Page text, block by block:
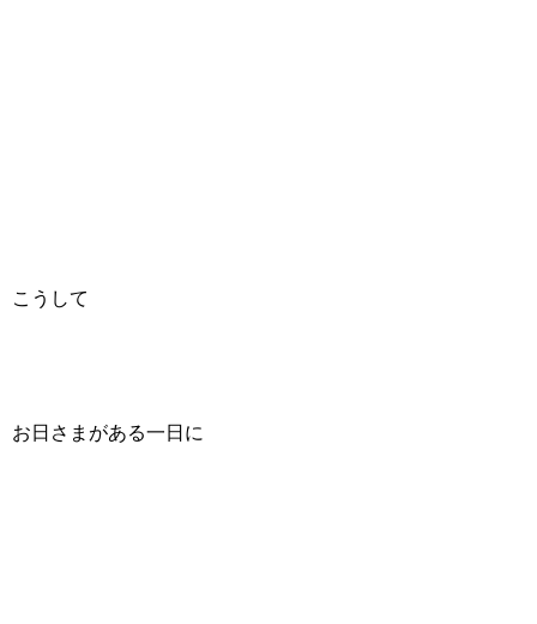
こうして
お日さまがある一日に